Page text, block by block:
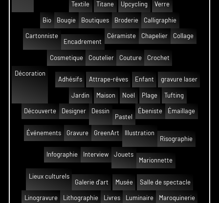
Textile Titane Upcycling Verre
Bio Bougie Boutiques Broderie Calligraphie
Cartonniste
Encadrement
Céramiste Chapelier Collage
Cosmetique Coutelier Couture Crochet
Décoration
Adhésifs
Attrape-rêves Enfant gravure laser
Jardin Maison Noël Plage Tufting
Découverte Designer
Dessin
Pastel
Ébeniste Émaillage
Événements Gravure GreenArt
Illustration
Risographie
Infographie Interview
Jouets
Marionnette
Lieux culturels
Galerie d'art
Musée Salle de spectacle
Linogravure Lithographie Livres Luminaire Maroquinerie